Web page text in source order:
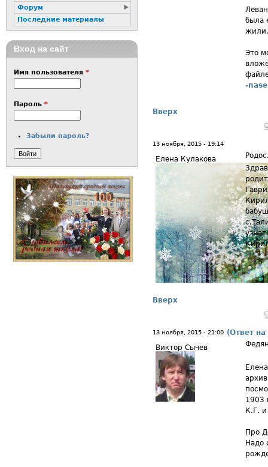
была
жили.
Это
-
Вверх
13 ноября, 2015 - 19:14
Елена Кулакова
Вверх
13 ноября, 2015 - 21:00 (Ответ
Виктор Сычев
1903
К.Г.
Про
Надо
Форум
Последние материалы
Вход на сайт
Имя пользователя *
Пароль *
Забыли пароль?